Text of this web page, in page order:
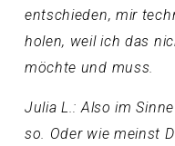
entschieden, mir
holen, weil ich das
möchte und muss.
Julia L.: Also im
so. Oder wie meinst